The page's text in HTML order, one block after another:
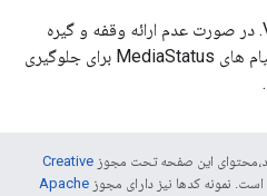
پیکربندی درخواست تبلیغ VMAP. در صورت عدم ارائه وقفه و گیره
استفاده می شود. این قسمت در پیام های MediaStatus برای جلوگیری
این صفحه تحت مجوز Creative
است. نمونه کدها نیز دارای مجوز Apache